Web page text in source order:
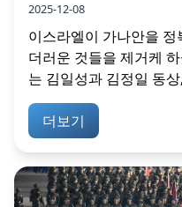
2025-12-08
이스라엘이 가나안을
더러운 것들을 제거케
는 김일성과 김정일 동
더보기